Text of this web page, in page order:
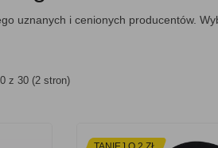
uznanych i cenionych producentów.
z 30 (2 stron)